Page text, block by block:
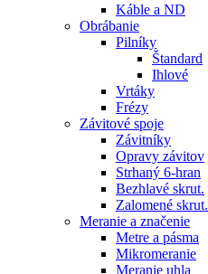
Káble a ND
Obrábanie
Pilníky
Štandard
Ihlové
Vrtáky
Frézy
Závitové spoje
Závitníky
Opravy závitov
Strhaný 6-hran
Bezhlavé skrut.
Zalomené skrut.
Meranie a značenie
Metre a pásma
Mikromeranie
Meranie uhla